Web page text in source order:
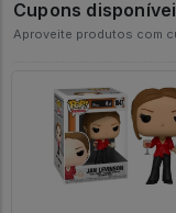
Cupons
Aproveite produtos com